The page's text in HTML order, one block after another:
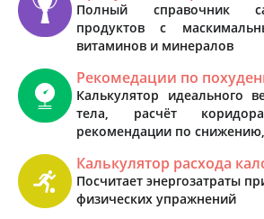
Полный справочник
продуктов с
витаминов и минералов
Рекомедации по
Калькулятор идеального
тела, расчёт
рекомендации по
Калькулятор расхода
Посчитает энергозатраты
физических упражнений